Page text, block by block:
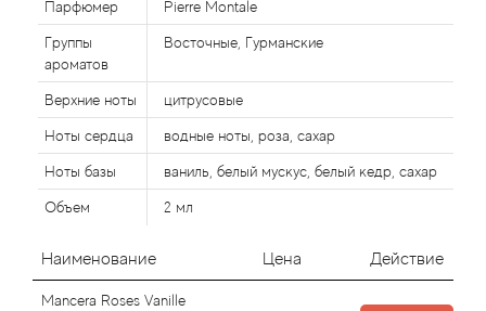
Парфюмер Pierre Montale
Группы
ароматов
Восточные, Гурманские
Верхние ноты цитрусовые
Ноты сердца водные ноты, роза, сахар
Ноты базы ваниль, белый мускус, белый кедр, сахар
Объем 2 мл
Наименование Цена Действие
Mancera Roses Vanille
Alexandre Barthet
Alexandre J
Alfred Dunhill
Alyson Oldoini